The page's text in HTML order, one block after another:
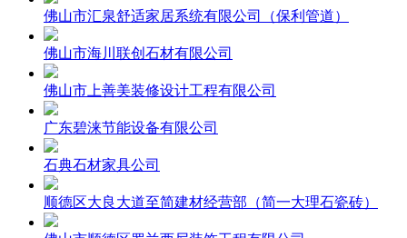
佛山市汇泉舒适家居系统有限公司（保利管道）
佛山市海川联创石材有限公司
佛山市上善美装修设计工程有限公司
广东碧涞节能设备有限公司
石典石材家具公司
顺德区大良大道至简建材经营部（简一大理石瓷砖）